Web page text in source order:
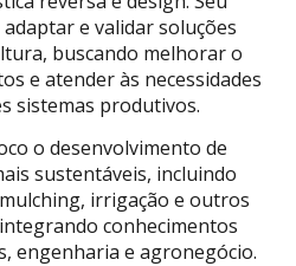
e validar soluções
buscando melhorar o
e atender às necessidades
sistemas produtivos.
o desenvolvimento de
sustentáveis, incluindo
irrigação e outros
conhecimentos
engenharia e agronegócio.